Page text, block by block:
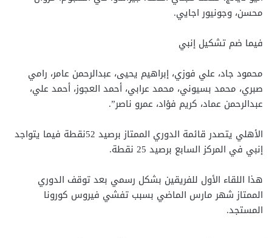
محسن، وجونيور اجايي.
فيما ضم تشكيل إنبي
محمود جاد، علي فوزي، إبراهيم يحيى، عبدالرحمن عامر، رامي
صبري، محمد بسيوني، محمد عرابي، أحمد العجوز، أحمد علي،
عبدالرحمن عماد، كريم فؤاد، عمرو ناصر”.
الأهلي يتصدر قائمة الدوري الممتاز برصيد 52نقطة فيما يتواجد
إنبي في المركز السابع برصيد 25 نقطة.
هذا اللقاء الأول للفريقين بشكل رسمي بعد توقف الدوري
الممتاز شهر مارس الماضي بسبب تفشي فيروس كورونا
المستجد.